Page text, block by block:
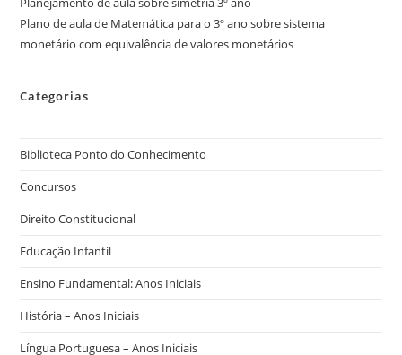
Plano de aula de Matemática para o 3º ano sobre sistema
monetário com equivalência de valores monetários
Categorias
Biblioteca Ponto do Conhecimento
Concursos
Direito Constitucional
Educação Infantil
Ensino Fundamental: Anos Iniciais
História – Anos Iniciais
Língua Portuguesa – Anos Iniciais